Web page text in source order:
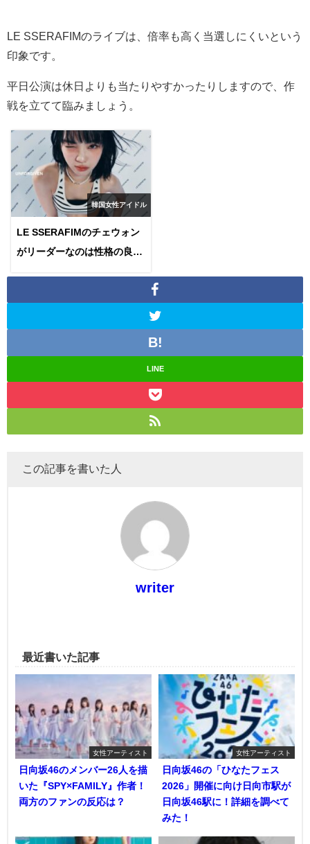
LE SSERAFIMのライブは、倍率も高く当選しにくいという
印象です。
平日公演は休日よりも当たりやすかったりしますので、作
戦を立てて臨みましょう。
韓国女性アイドル
LE SSERAFIMのチェウォン
がリーダーなのは性格の良さ
LINE
この記事を書いた人
writer
最近書いた記事
女性アーティスト
日向坂46のメンバー26人を描
いた『SPY×FAMILY』作者！
両方のファンの反応は？
女性アーティスト
日向坂46の「ひなたフェス
2026」開催に向け日向市駅が
日向坂46駅に！詳細を調べて
みた！